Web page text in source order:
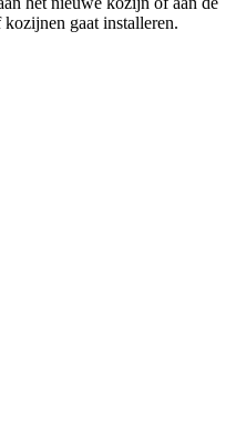
gaat installeren.